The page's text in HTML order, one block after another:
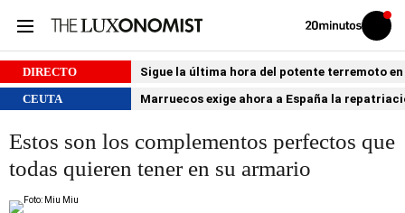
Volver
Iniciar
sesión
DIRECTO
Sigue la última hora del potente terremoto
CEUTA
Marruecos exige ahora a España la
Estos son los complementos perfectos que
todas quieren tener en su armario